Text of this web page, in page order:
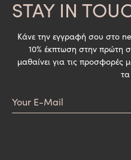
STAY IN
Κάνε την εγγραφή σου στο
10% έκπτωση στην πρώτη
μαθαίνει για τις προσφορές